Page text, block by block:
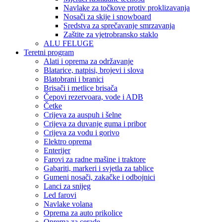
Navlake za točkove protiv proklizavanja
Nosači za skije i snowboard
Sredstva za sprečavanje smrzavanja
Zaštite za vjetrobransko staklo
ALU FELUGE
Teretni program
Alati i oprema za održavanje
Blatarice, natpisi, brojevi i slova
Blatobrani i branici
Brisači i metlice brisača
Čepovi rezervoara, vode i ADB
Četke
Crijeva za auspuh i šelne
Crijeva za duvanje guma i pribor
Crijeva za vodu i gorivo
Elektro oprema
Enterijer
Farovi za radne mašine i traktore
Gabariti, markeri i svjetla za tablice
Gumeni nosači, zakačke i odbojnici
Lanci za snijeg
Led farovi
Navlake volana
Oprema za auto prikolice